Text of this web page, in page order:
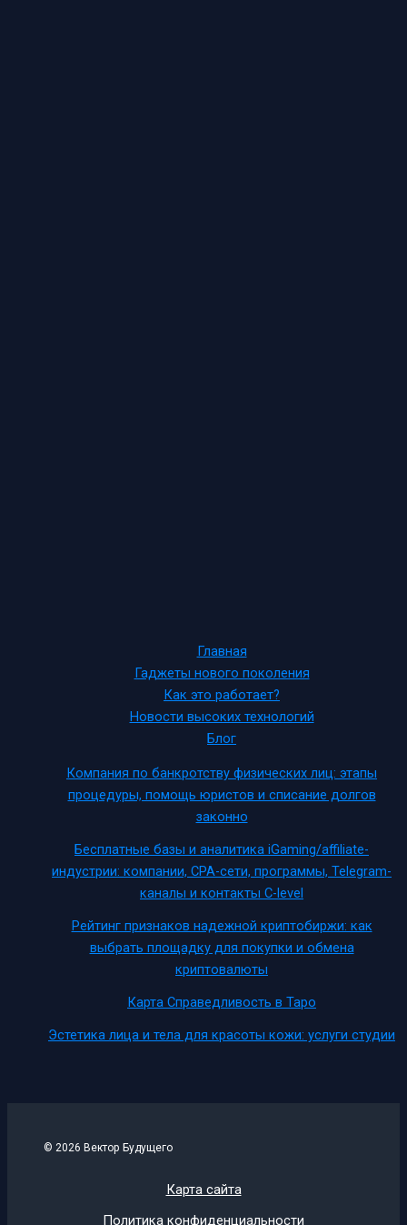
Главная
Гаджеты нового поколения
Как это работает?
Новости высоких технологий
Блог
Компания по банкротству физических лиц: этапы
процедуры, помощь юристов и списание долгов
законно
Бесплатные базы и аналитика iGaming/affiliate-
индустрии: компании, CPA-сети, программы, Telegram-
каналы и контакты C-level
Рейтинг признаков надежной криптобиржи: как
выбрать площадку для покупки и обмена
криптовалюты
Карта Справедливость в Таро
Эстетика лица и тела для красоты кожи: услуги студии
© 2026 Вектор Будущего
Карта сайта
Политика конфиденциальности